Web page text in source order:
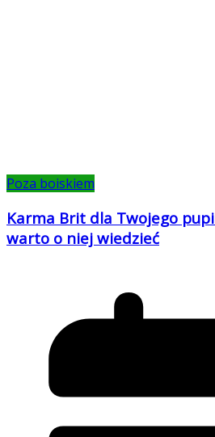
Poza boiskiem
Karma Brit dla Twojego
warto o niej wiedzieć